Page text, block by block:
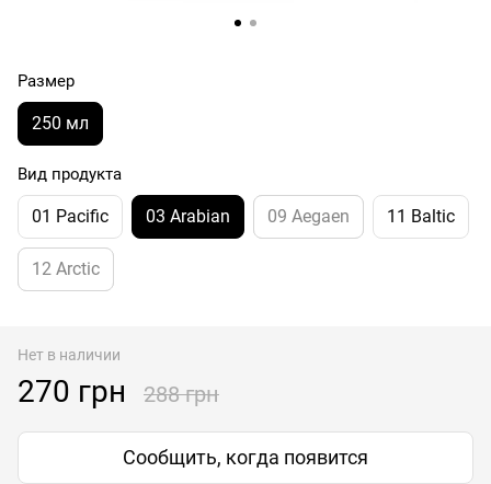
Размер
250 мл
Вид продукта
01 Pacific 03 Arabian 09 Aegaen 11 Baltic
12 Arctic
Нет в наличии
270 грн 288 грн
Сообщить, когда появится